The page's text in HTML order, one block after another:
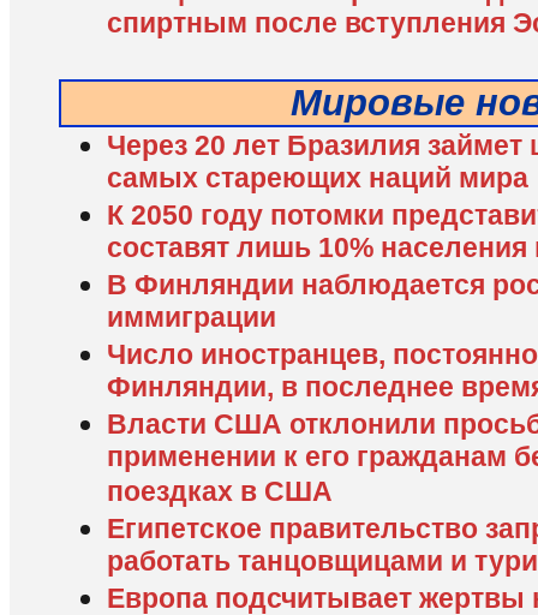
спиртным после вступления
Мировые
Через 20 лет Бразилия
самых стареющих наций мира
К 2050 году потомки
составят лишь 10%
В Финляндии наблюдается
иммиграции
Число иностранцев,
Финляндии, в последнее
Власти США отклонили
применении к его гражданам
поездках в США
Египетское правительство
работать танцовщицами и
Европа подсчитывает